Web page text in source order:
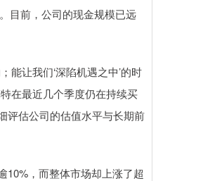
目前，公司的现金规模已远
能让我们‘深陷机遇之中’的时
在最近几个季度仍在持续买
评估公司的估值水平与长期前
10%，而整体市场却上涨了超